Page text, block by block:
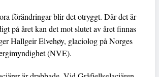
förändringar blir det otryggt. Där det är
på året kan det mot slutet av året finnas
Hallgeir Elvehøy, glaciolog på Norges
(NVE).